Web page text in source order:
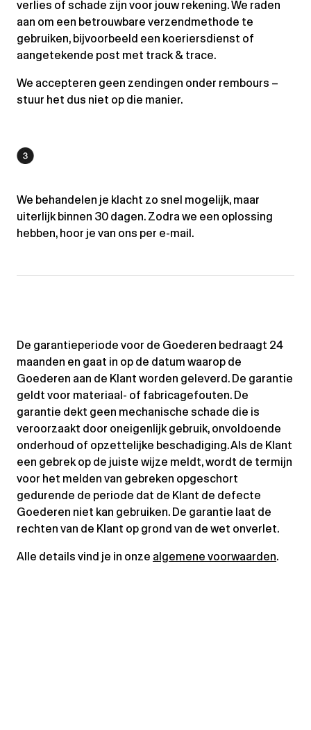
verlies of schade zijn voor jouw rekening. We raden
aan om een betrouwbare verzendmethode te
gebruiken, bijvoorbeeld een koeriersdienst of
aangetekende post met track & trace.
We accepteren geen zendingen onder rembours –
stuur het dus niet op die manier.
We behandelen je klacht zo snel mogelijk, maar
uiterlijk binnen 30 dagen. Zodra we een oplossing
hebben, hoor je van ons per e-mail.
De garantieperiode voor de Goederen bedraagt 24
maanden en gaat in op de datum waarop de
Goederen aan de Klant worden geleverd. De garantie
geldt voor materiaal- of fabricagefouten. De
garantie dekt geen mechanische schade die is
veroorzaakt door oneigenlijk gebruik, onvoldoende
onderhoud of opzettelijke beschadiging. Als de Klant
een gebrek op de juiste wijze meldt, wordt de termijn
voor het melden van gebreken opgeschort
gedurende de periode dat de Klant de defecte
Goederen niet kan gebruiken. De garantie laat de
rechten van de Klant op grond van de wet onverlet.
Alle details vind je in onze algemene voorwaarden.